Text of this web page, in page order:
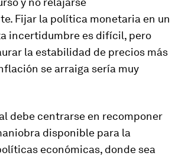
Fijar la política monetaria en un
incertidumbre es difícil, pero
la estabilidad de precios más
se arraiga sería muy
debe centrarse en recomponer
disponible para la
económicas, donde sea